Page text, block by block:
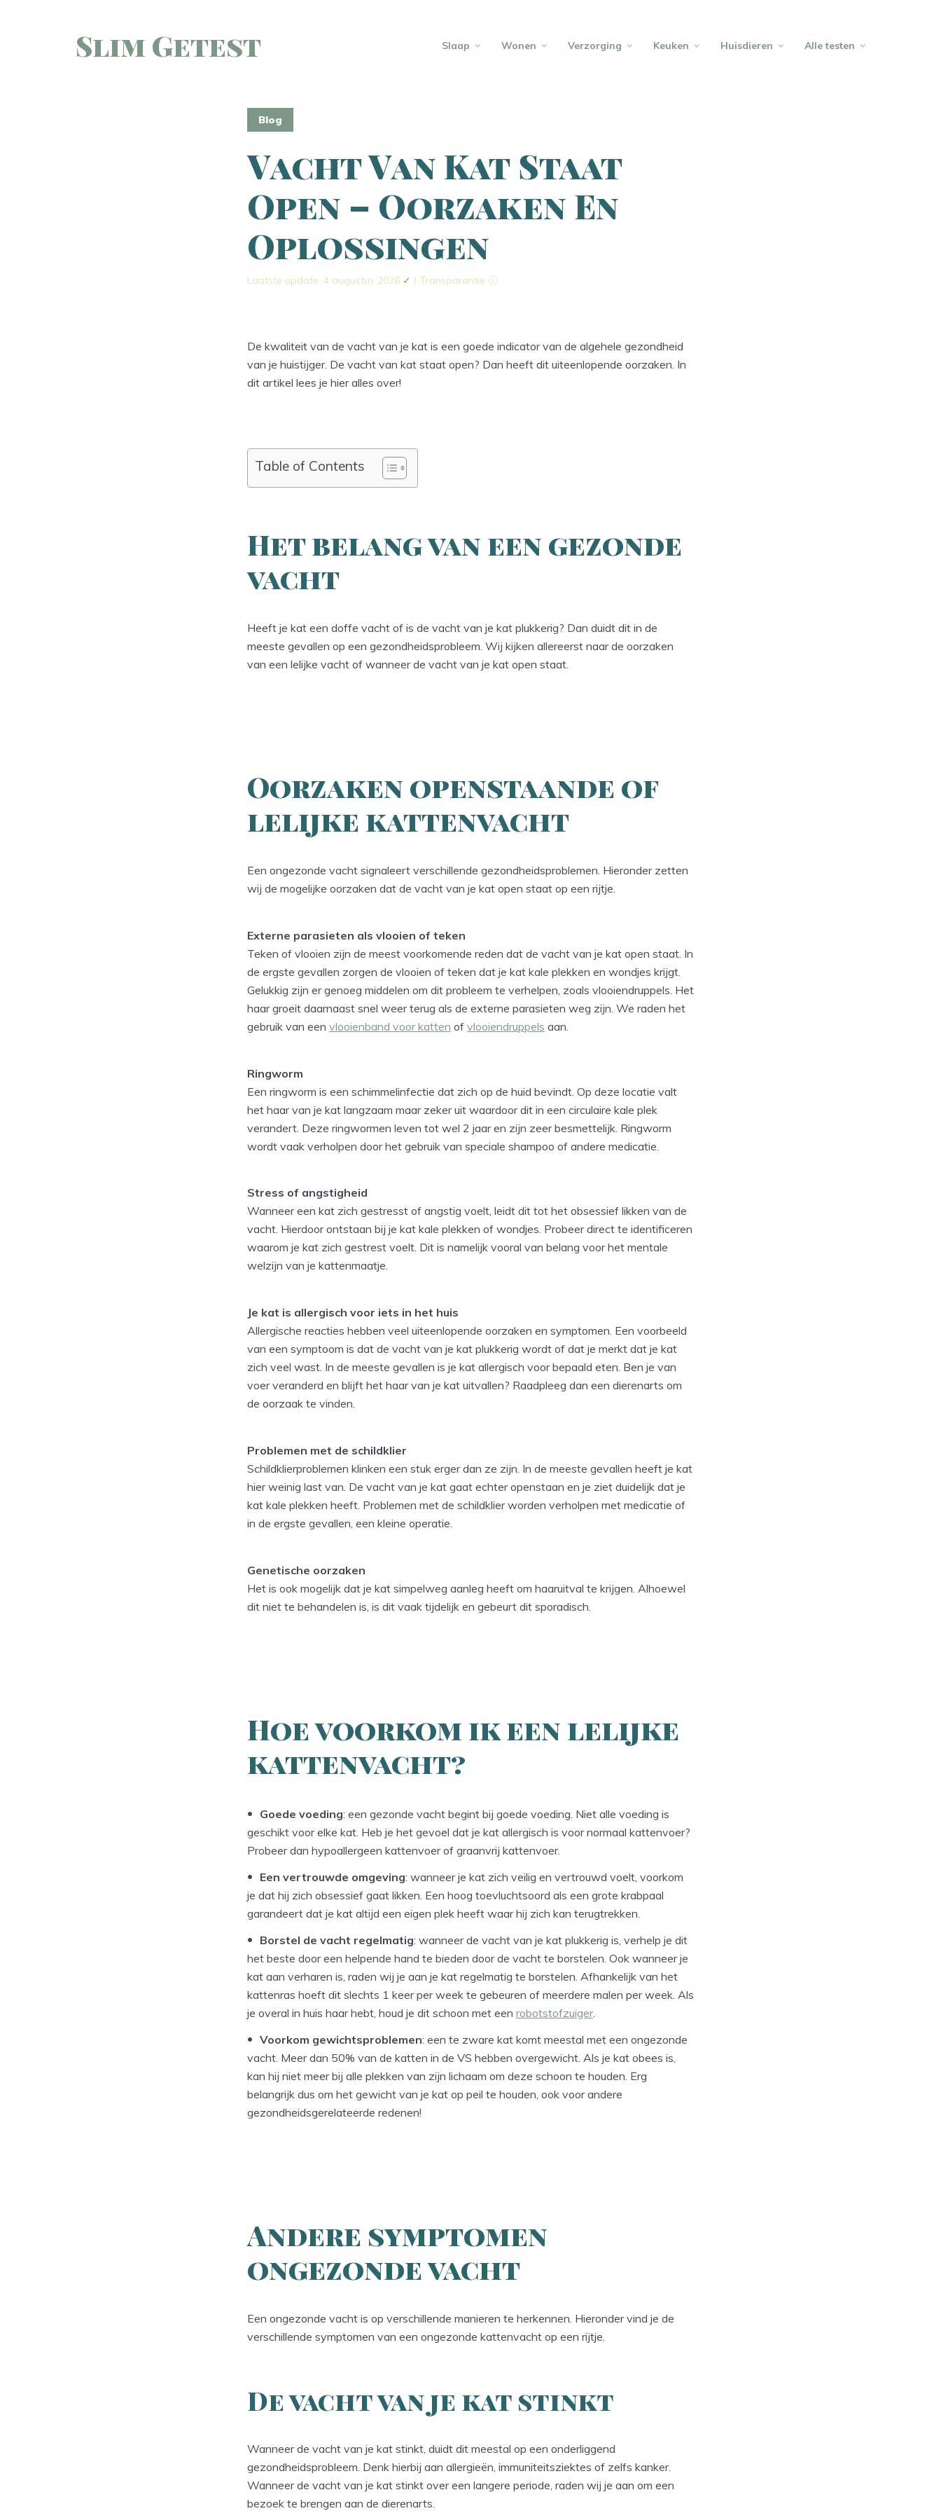
Slim Getest Slaap Wonen Verzorging Keuken Huisdieren Alle testen
Blog
Vacht Van Kat Staat
Open – Oorzaken En
Oplossingen
Laatste update: 4 augustus 2026 ✓ | Transparantie ⓘ
De kwaliteit van de vacht van je kat is een goede indicator van de algehele gezondheid
van je huistijger. De vacht van kat staat open? Dan heeft dit uiteenlopende oorzaken. In
dit artikel lees je hier alles over!
Table of Contents
Het belang van een gezonde
vacht
Heeft je kat een doffe vacht of is de vacht van je kat plukkerig? Dan duidt dit in de
meeste gevallen op een gezondheidsprobleem. Wij kijken allereerst naar de oorzaken
van een lelijke vacht of wanneer de vacht van je kat open staat.
Oorzaken openstaande of
lelijke kattenvacht
Een ongezonde vacht signaleert verschillende gezondheidsproblemen. Hieronder zetten
wij de mogelijke oorzaken dat de vacht van je kat open staat op een rijtje.
Externe parasieten als vlooien of teken
Teken of vlooien zijn de meest voorkomende reden dat de vacht van je kat open staat. In
de ergste gevallen zorgen de vlooien of teken dat je kat kale plekken en wondjes krijgt.
Gelukkig zijn er genoeg middelen om dit probleem te verhelpen, zoals vlooiendruppels. Het
haar groeit daarnaast snel weer terug als de externe parasieten weg zijn. We raden het
gebruik van een vlooienband voor katten of vlooiendruppels aan.
Ringworm
Een ringworm is een schimmelinfectie dat zich op de huid bevindt. Op deze locatie valt
het haar van je kat langzaam maar zeker uit waardoor dit in een circulaire kale plek
verandert. Deze ringwormen leven tot wel 2 jaar en zijn zeer besmettelijk. Ringworm
wordt vaak verholpen door het gebruik van speciale shampoo of andere medicatie.
Stress of angstigheid
Wanneer een kat zich gestresst of angstig voelt, leidt dit tot het obsessief likken van de
vacht. Hierdoor ontstaan bij je kat kale plekken of wondjes. Probeer direct te identificeren
waarom je kat zich gestrest voelt. Dit is namelijk vooral van belang voor het mentale
welzijn van je kattenmaatje.
Je kat is allergisch voor iets in het huis
Allergische reacties hebben veel uiteenlopende oorzaken en symptomen. Een voorbeeld
van een symptoom is dat de vacht van je kat plukkerig wordt of dat je merkt dat je kat
zich veel wast. In de meeste gevallen is je kat allergisch voor bepaald eten. Ben je van
voer veranderd en blijft het haar van je kat uitvallen? Raadpleeg dan een dierenarts om
de oorzaak te vinden.
Problemen met de schildklier
Schildklierproblemen klinken een stuk erger dan ze zijn. In de meeste gevallen heeft je kat
hier weinig last van. De vacht van je kat gaat echter openstaan en je ziet duidelijk dat je
kat kale plekken heeft. Problemen met de schildklier worden verholpen met medicatie of
in de ergste gevallen, een kleine operatie.
Genetische oorzaken
Het is ook mogelijk dat je kat simpelweg aanleg heeft om haaruitval te krijgen. Alhoewel
dit niet te behandelen is, is dit vaak tijdelijk en gebeurt dit sporadisch.
Hoe voorkom ik een lelijke
kattenvacht?
Goede voeding: een gezonde vacht begint bij goede voeding. Niet alle voeding is
geschikt voor elke kat. Heb je het gevoel dat je kat allergisch is voor normaal kattenvoer?
Probeer dan hypoallergeen kattenvoer of graanvrij kattenvoer.
Een vertrouwde omgeving: wanneer je kat zich veilig en vertrouwd voelt, voorkom
je dat hij zich obsessief gaat likken. Een hoog toevluchtsoord als een grote krabpaal
garandeert dat je kat altijd een eigen plek heeft waar hij zich kan terugtrekken.
Borstel de vacht regelmatig: wanneer de vacht van je kat plukkerig is, verhelp je dit
het beste door een helpende hand te bieden door de vacht te borstelen. Ook wanneer je
kat aan verharen is, raden wij je aan je kat regelmatig te borstelen. Afhankelijk van het
kattenras hoeft dit slechts 1 keer per week te gebeuren of meerdere malen per week. Als
je overal in huis haar hebt, houd je dit schoon met een robotstofzuiger.
Voorkom gewichtsproblemen: een te zware kat komt meestal met een ongezonde
vacht. Meer dan 50% van de katten in de VS hebben overgewicht. Als je kat obees is,
kan hij niet meer bij alle plekken van zijn lichaam om deze schoon te houden. Erg
belangrijk dus om het gewicht van je kat op peil te houden, ook voor andere
gezondheidsgerelateerde redenen!
Andere symptomen
ongezonde vacht
Een ongezonde vacht is op verschillende manieren te herkennen. Hieronder vind je de
verschillende symptomen van een ongezonde kattenvacht op een rijtje.
De vacht van je kat stinkt
Wanneer de vacht van je kat stinkt, duidt dit meestal op een onderliggend
gezondheidsprobleem. Denk hierbij aan allergieën, immuniteitsziektes of zelfs kanker.
Wanneer de vacht van je kat stinkt over een langere periode, raden wij je aan om een
bezoek te brengen aan de dierenarts.